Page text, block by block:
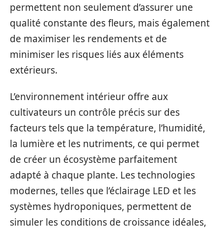
permettent non seulement d’assurer une
qualité constante des fleurs, mais également
de maximiser les rendements et de
minimiser les risques liés aux éléments
extérieurs.
L’environnement intérieur offre aux
cultivateurs un contrôle précis sur des
facteurs tels que la température, l’humidité,
la lumière et les nutriments, ce qui permet
de créer un écosystème parfaitement
adapté à chaque plante. Les technologies
modernes, telles que l’éclairage LED et les
systèmes hydroponiques, permettent de
simuler les conditions de croissance idéales,